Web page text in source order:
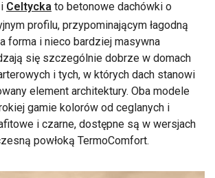
i Celtycka to betonowe dachówki o
profilu, przypominającym łagodną
forma i nieco bardziej masywna
się szczególnie dobrze w domach
i tych, w których dach stanowi
element architektury. Oba modele
gamie kolorów od ceglanych i
i czarne, dostępne są w wersjach
powłoką TermoComfort.